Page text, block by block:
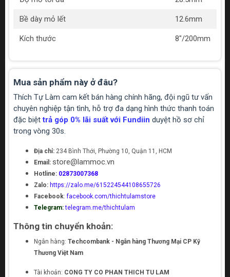
thiết cho mọi người yêu thích làm việc với các vật liệu khác
nhau. Với thiết kế chắc chắn và tính năng ưu việt, sản phẩm
này sẽ giúp bạn hoàn thành công việc một cách hiệu quả và
an toàn!
Bề dày mỏ lết 12.6mm
Kích thước 8"/200mm
Mua sản phẩm này ở đâu?
Thích Tự Làm cam kết bán hàng chính hãng, đội ngũ tư vấn
chuyên nghiệp tận tình, hỗ trợ đa dạng hình thức thanh toán
đặc biệttrả góp 0% lãi suất với Fundiin duyệt hồ sơ chỉ
trong vòng 30s.
Địa chỉ: 234 Bình Thới, Phường 10, Quận 11, HCM
Email: store@lammoc.vn
Hotline: 02873007368
Zalo: https://zalo.me/615224544108655726
Facebook:facebook.com/thichtulamstore
Telegram: telegram.me/thichtulam
Thông tin chuyển khoản:
Ngân hàng: Techcombank - Ngân hàng Thương Mại CP Kỹ
Thương Việt Nam
Tài khoản: CONG TY CO PHAN THICH TU LAM